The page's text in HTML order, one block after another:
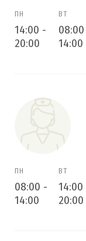
ПН
14:00 -
20:00
ВТ
08:00
14:00
ПН
08:00 -
14:00
ВТ
14:00
20:00